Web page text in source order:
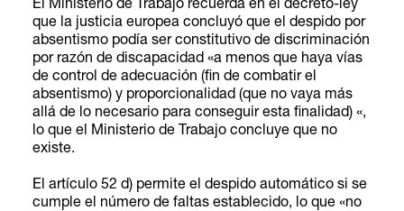
El Ministerio de Trabajo recuerda en el decreto-ley
que la justicia europea concluyó que el despido por
absentismo podía ser constitutivo de discriminación
por razón de discapacidad «a menos que haya vías
de control de adecuación (fin de combatir el
absentismo) y proporcionalidad (que no vaya más
allá de lo necesario para conseguir esta finalidad) «,
lo que el Ministerio de Trabajo concluye que no
existe.
El artículo 52 d) permite el despido automático si se
cumple el número de faltas establecido, lo que «no